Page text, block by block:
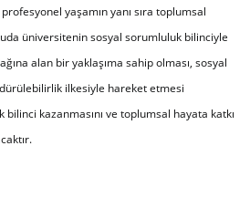
yaşamın yanı sıra toplumsal
üniversitenin sosyal sorumluluk bilinciyle
alan bir yaklaşıma sahip olması, sosyal
ilkesiyle hareket etmesi
kazanmasını ve toplumsal hayata katkı